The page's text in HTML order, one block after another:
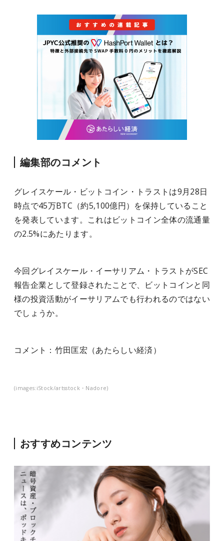
編集部のコメント
グレイスケール・ビットコイン・トラストは9月28日
時点で45万BTC（約5,100億円）を保持していること
を発表しています。これはビットコイン全体の流通量
の2.5%にあたります。
今回グレイスケール・イーサリアム・トラストがSEC
報告企業として登録されたことで、ビットコインと同
様の投資活動がイーサリアムでも行われるのではない
でしょうか。
コメント：竹田匡宏（あたらしい経済）
(images:iStock/artsstock・Nadore)
おすすめコンテンツ